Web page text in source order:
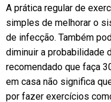
A prática regular de
simples de melhorar o
de infecção. Também
diminuir a probabilidade
recomendado que faça
em casa não significa
por fazer exercícios